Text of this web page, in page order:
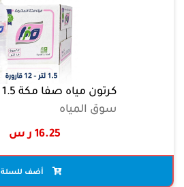
كرتون مياه صفا مكة 1.5 لتر 12 قارورة
سوق المياه
16.25 ر س
أضف للسلة